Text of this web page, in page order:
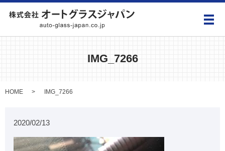
メ
IMG_7266
HOME IMG_7266
2020/02/13